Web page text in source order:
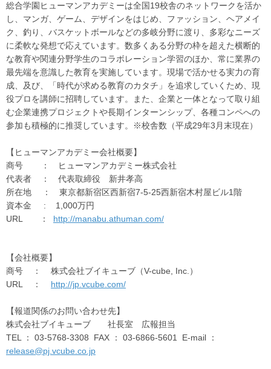
総合学園ヒューマンアカデミーは全国19校舎のネットワークを活か
し、マンガ、ゲーム、デザインをはじめ、ファッション、ヘアメイ
ク、釣り、バスケットボールなどの多岐分野に渡り、多彩なニーズ
に柔軟な発想で応えています。数多くある分野の枠を超えた横断的
な教育や関連分野学生のコラボレーション学習のほか、常に業界の
最先端を意識した教育を実施しています。現場で活かせる実力の育
成、及び、「時代が求める教育のカタチ」を追求していくため、現
役プロを講師に招聘しています。また、企業と一体となって取り組
む企業連携プロジェクトや長期インターンシップ、各種コンペへの
参加も積極的に推奨しています。※校舎数（平成29年3月末現在）
【ヒューマンアカデミー会社概要】
商号 ： ヒューマンアカデミー株式会社
代表者 ： 代表取締役 新井孝高
所在地 ： 東京都新宿区西新宿7-5-25西新宿木村屋ビル1階
資本金 : 1,000万円
URL ： http://manabu.athuman.com/
【会社概要】
商号 ： 株式会社ブイキューブ（V-cube, Inc.）
URL ： http://jp.vcube.com/
【報道関係のお問い合わせ先】
株式会社ブイキューブ 社長室 広報担当
TEL ： 03-5768-3308 FAX ： 03-6866-5601 E-mail ：
release@pj.vcube.co.jp